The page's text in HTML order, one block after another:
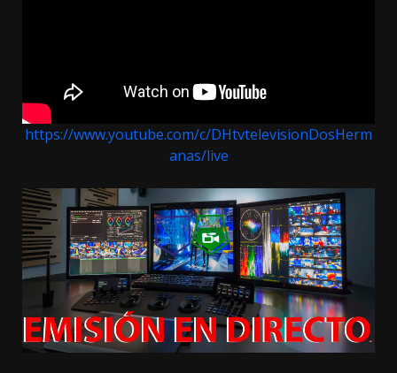
https://www.youtube.com/c/DHtvtelevisionDosHerm
anas/live